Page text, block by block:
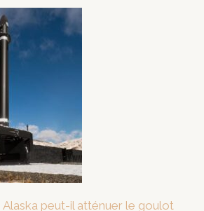
Alaska peut-il atténuer le goulot